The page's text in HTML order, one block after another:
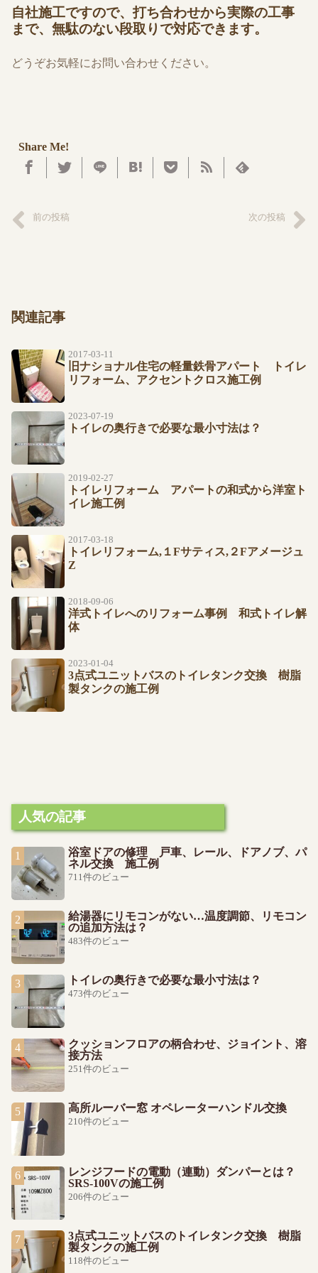
自社施工ですので、打ち合わせから実際の工事
まで、無駄のない段取りで対応できます。
どうぞお気軽にお問い合わせください。
Share Me!
前の投稿 次の投稿
関連記事
2017-03-11
旧ナショナル住宅の軽量鉄骨アパート トイレ
リフォーム、アクセントクロス施工例
2023-07-19
トイレの奥行きで必要な最小寸法は？
2019-02-27
トイレリフォーム アパートの和式から洋室ト
イレ施工例
2017-03-18
トイレリフォーム,１Fサティス,２Fアメージュ
Z
2018-09-06
洋式トイレへのリフォーム事例 和式トイレ解
体
2023-01-04
3点式ユニットバスのトイレタンク交換 樹脂
製タンクの施工例
人気の記事
浴室ドアの修理 戸車、レール、ドアノブ、パ
ネル交換 施工例
711件のビュー
給湯器にリモコンがない…温度調節、リモコン
の追加方法は？
483件のビュー
トイレの奥行きで必要な最小寸法は？
473件のビュー
クッションフロアの柄合わせ、ジョイント、溶
接方法
251件のビュー
高所ルーバー窓 オペレーターハンドル交換
210件のビュー
レンジフードの電動（連動）ダンパーとは？
SRS-100Vの施工例
206件のビュー
3点式ユニットバスのトイレタンク交換 樹脂
製タンクの施工例
118件のビュー